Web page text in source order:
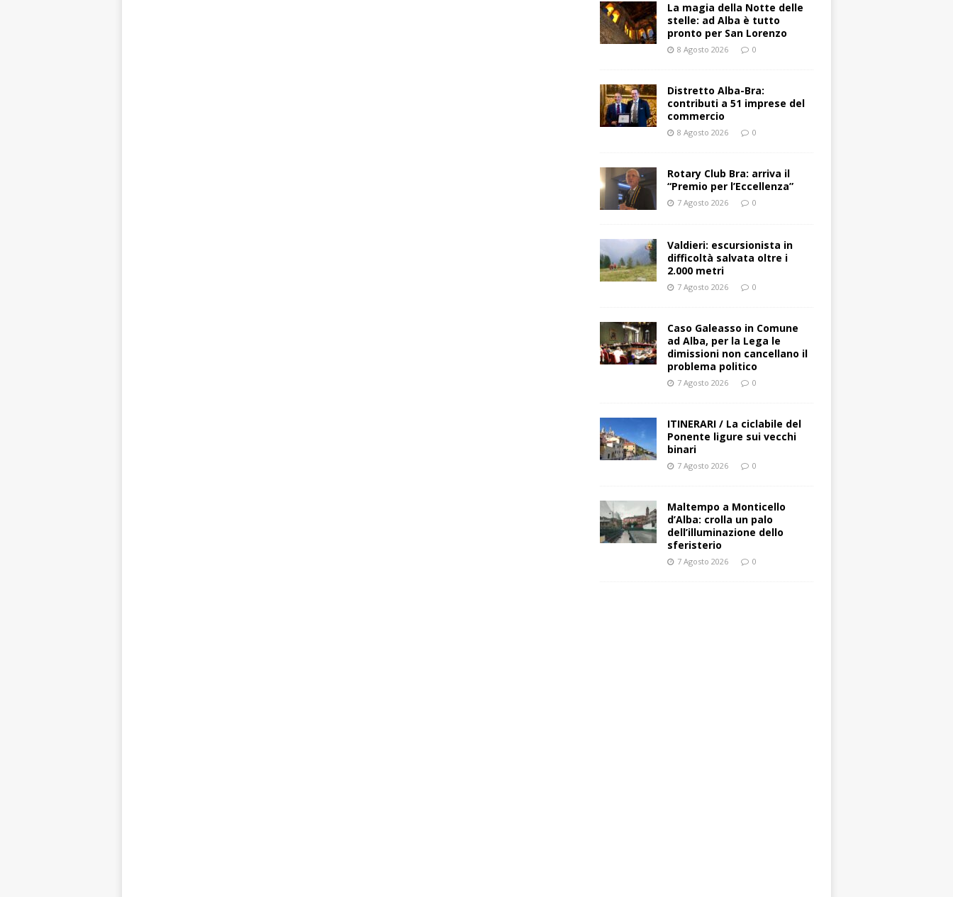
La magia della Notte delle
stelle: ad Alba è tutto
pronto per San Lorenzo
8 Agosto 2026 0
Distretto Alba-Bra:
contributi a 51 imprese del
commercio
8 Agosto 2026 0
Rotary Club Bra: arriva il
“Premio per l’Eccellenza”
7 Agosto 2026 0
Valdieri: escursionista in
difficoltà salvata oltre i
2.000 metri
7 Agosto 2026 0
Caso Galeasso in Comune
ad Alba, per la Lega le
dimissioni non cancellano il
problema politico
7 Agosto 2026 0
ITINERARI / La ciclabile del
Ponente ligure sui vecchi
binari
7 Agosto 2026 0
Maltempo a Monticello
d’Alba: crolla un palo
dell’illuminazione dello
sferisterio
7 Agosto 2026 0